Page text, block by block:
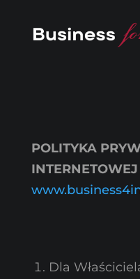
POLITYKA
INTERNETOWEJ
Dla